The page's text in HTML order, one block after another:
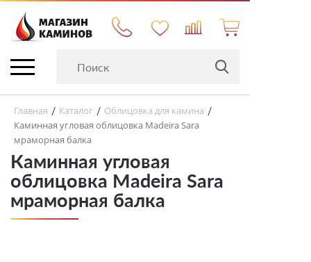
Главная / Каталог / Облицовка для камина /
Каминная угловая облицовка Madeira Sara
мраморная балка
Каминная угловая
облицовка Madeira Sara
мраморная балка